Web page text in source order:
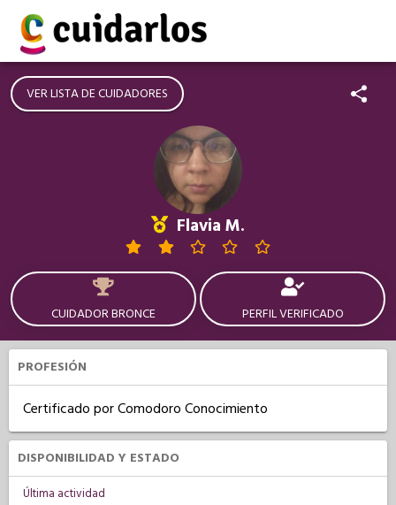
VER LISTA DE CUIDADORES
Flavia M.
CUIDADOR BRONCE PERFIL VERIFICADO
PROFESIÓN
Certificado por Comodoro Conocimiento
DISPONIBILIDAD Y ESTADO
Última actividad